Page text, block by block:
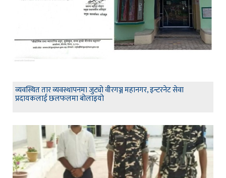
व्यवस्थित तार व्यवस्थापनमा जुट्यो वीरगञ्ज महानगर, इन्टरनेट सेवा
प्रदायकलाई छलफलमा बोलाइयो